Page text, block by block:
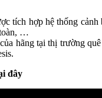
tích hợp hệ thống
…
hãng tại thị trường
đây